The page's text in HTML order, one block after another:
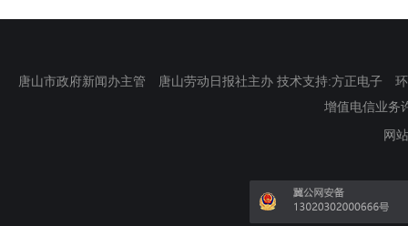
唐山市政府新闻办主管 唐山劳动日报社主办 技术支持:方正电子
增值电信业务
网